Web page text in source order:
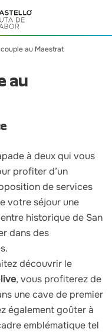
au Maestrat
au
à deux qui vous
profiter d’un
de services
votre séjour une
historique de San
dans des
découvrir le
, vous profiterez de
une cave de premier
également goûter à
emblématique tel